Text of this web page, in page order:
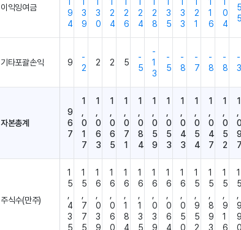
이익잉여금
9
4
3
9
3
0
2
4
2
6
2
4
2
8
3
5
3
3
2
1
1
6
0
4
5
5
기타포괄손익 9
-
2
2 2 5
-
5
-
1
3
-
5
-
8
-
7
-
8
-
8
-
3
자본총계
9
6
7
1
0
1
7
1
0
6
3
1
0
6
5
1
0
7
1
1
0
8
4
1
0
5
9
1
0
5
3
1
0
4
3
1
0
5
4
1
0
4
7
1
0
5
2
1
7
주식수(만주)
1
5
4
3
5
1
5
7
7
5
1
6
0
3
9
1
6
0
6
0
1
6
1
8
4
1
6
1
3
5
1
6
0
3
9
1
6
0
6
4
1
6
0
5
0
1
5
9
5
2
1
5
8
9
3
1
5
9
1
6
1
5
9
9
0